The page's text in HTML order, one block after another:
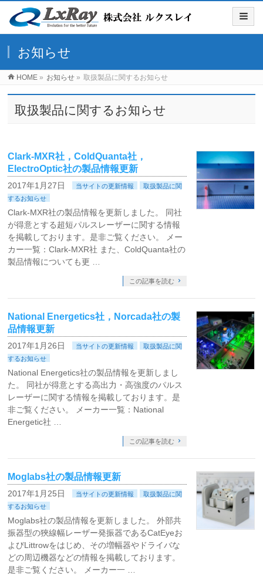
お知らせ
HOME » お知らせ » 取扱製品に関するお知らせ
取扱製品に関するお知らせ
Clark-MXR社，ColdQuanta社，
ElectroOptic社の製品情報更新
2017年1月27日 当サイトの更新情報
取扱製品に関
するお知らせ
Clark-MXR社の製品情報を更新しました。 同社
が得意とする超短パルスレーザーに関する情報
を掲載しております。是非ご覧ください。 メー
カー一覧：Clark-MXR社 また、ColdQuanta社の
製品情報についても更 …
この記事を読む
National Energetics社，Norcada社の製
品情報更新
2017年1月26日 当サイトの更新情報
取扱製品に関
するお知らせ
National Energetics社の製品情報を更新しまし
た。 同社が得意とする高出力・高強度のパルス
レーザーに関する情報を掲載しております。是
非ご覧ください。 メーカー一覧：National
Energetic社 …
この記事を読む
Moglabs社の製品情報更新
2017年1月25日 当サイトの更新情報
取扱製品に関
するお知らせ
Moglabs社の製品情報を更新しました。 外部共
振器型の狹線幅レーザー発振器であるCatEyeお
よびLittrowをはじめ、その増幅器やドライバな
どの周辺機器などの情報を掲載しております。
是非ご覧ください。 メーカー一 …